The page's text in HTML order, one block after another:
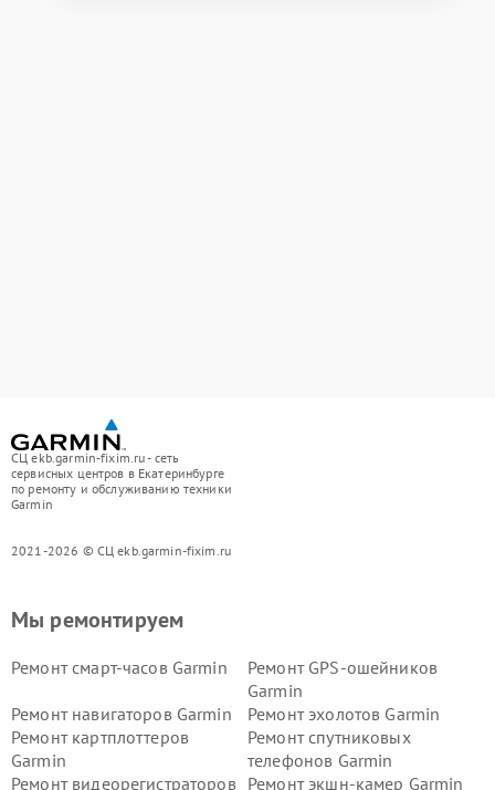
СЦ ekb.garmin-fixim.ru - сеть
сервисных центров в Екатеринбурге
по ремонту и обслуживанию техники
Garmin
2021-2026 © СЦ ekb.garmin-fixim.ru
Мы ремонтируем
Ремонт смарт-часов Garmin
Ремонт GPS-ошейников
Garmin
Ремонт навигаторов Garmin
Ремонт эхолотов Garmin
Ремонт картплоттеров
Garmin
Ремонт спутниковых
телефонов Garmin
Ремонт видеорегистраторов Ремонт экшн-камер Garmin